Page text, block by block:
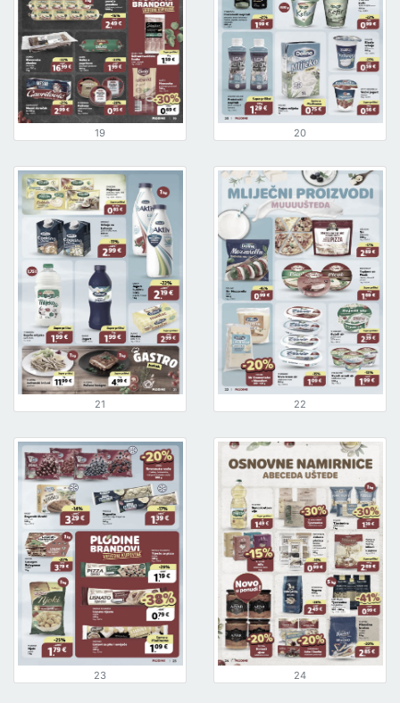
19 20
21 22
23 24